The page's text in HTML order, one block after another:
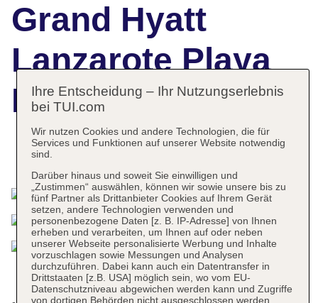
Grand Hyatt
Lanzarote Playa
Dorada Resort
Das bietet Ihre Unterkunft
Ihre Entscheidung – Ihr Nutzungserlebnis
bei TUI.com
Wir nutzen Cookies und andere Technologien, die für
Services und Funktionen auf unserer Website notwendig
sind.
Darüber hinaus und soweit Sie einwilligen und
„Zustimmen“ auswählen, können wir sowie unsere bis zu
fünf Partner als Drittanbieter Cookies auf Ihrem Gerät
setzen, andere Technologien verwenden und
personenbezogene Daten [z. B. IP-Adresse] von Ihnen
erheben und verarbeiten, um Ihnen auf oder neben
unserer Webseite personalisierte Werbung und Inhalte
vorzuschlagen sowie Messungen und Analysen
durchzuführen. Dabei kann auch ein Datentransfer in
Drittstaaten [z.B. USA] möglich sein, wo vom EU-
Datenschutzniveau abgewichen werden kann und Zugriffe
von dortigen Behörden nicht ausgeschlossen werden